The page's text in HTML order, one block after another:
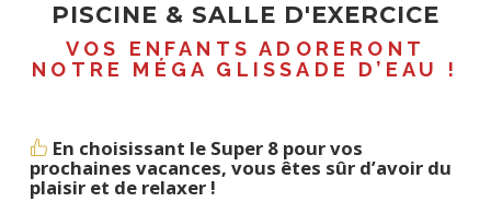
PISCINE & SALLE D'EXERCICE
VOS ENFANTS ADORERONT
NOTRE MÉGA GLISSADE D’EAU !
En choisissant le Super 8 pour vos
prochaines vacances, vous êtes sûr d’avoir du
plaisir et de relaxer !